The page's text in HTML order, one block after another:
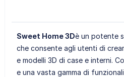
Sweet Home 3Dè un potente
che consente agli utenti di
e modelli 3D di case e interni.
e una vasta gamma di